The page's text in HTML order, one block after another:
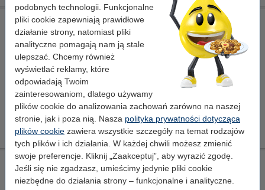
podobnych technologii. Funkcjonalne
pliki cookie zapewniają prawidłowe
działanie strony, natomiast pliki
analityczne pomagają nam ją stale
ulepszać. Chcemy również
wyświetlać reklamy, które
odpowiadają Twoim
zainteresowaniom, dlatego używamy
plików cookie do analizowania zachowań zarówno na naszej
stronie, jak i poza nią. Nasza polityka prywatności dotycząca
plików cookie zawiera wszystkie szczegóły na temat rodzajów
tych plików i ich działania. W każdej chwili możesz zmienić
swoje preferencje. Kliknij „Zaakceptuj”, aby wyrazić zgodę.
Jeśli się nie zgadzasz, umieścimy jedynie pliki cookie
niezbędne do działania strony – funkcjonalne i analityczne.
Worki na śmieci z uszami 120 L | Anna Zaradna, zapachowe,
6 szt.
120 6 ST-AZ-038114 Anna Zaradna
Kliknij i sprawdź całą specyfikacje
Zamów na wtorek
7,50 zł Zamawiam
Worki na śmieci z taśmą ściągającą 35 L | Anna Zaradna,
supermocne, 15 szt.